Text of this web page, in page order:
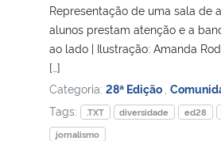
Advocacia-Geral da União
Representação de uma sala de
alunos prestam atenção e a
ao lado | Ilustração: Amanda
[…]
Categoria: 28ª Edição
Tags:
.TXT diversidade ed28
jornalismo